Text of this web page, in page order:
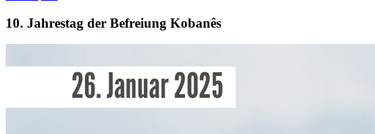
10. Jahrestag der Befreiung Kobanês